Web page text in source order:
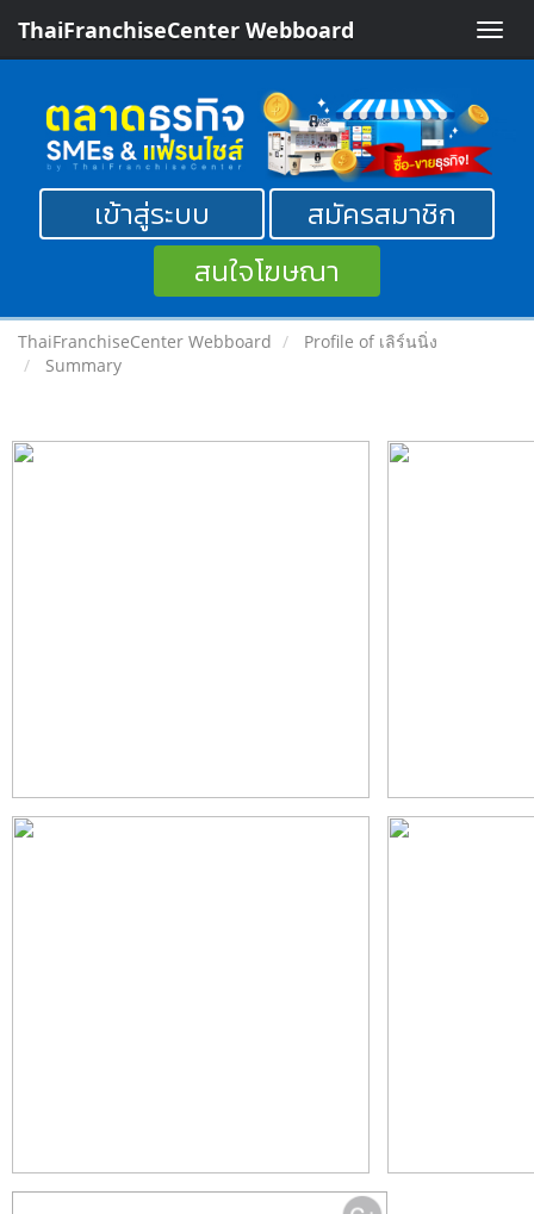
Toggle
ThaiFranchiseCenter Webboard
เข้าสู่ระบบ
สมัครสมาชิก
สนใจโฆษณา
ThaiFranchiseCenter Webboard
Profile of เลิร์นนิ่ง
Summary